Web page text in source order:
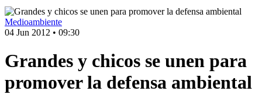
Medioambiente
04 Jun 2012 • 09:30
Grandes y chicos se unen para
promover la defensa ambiental